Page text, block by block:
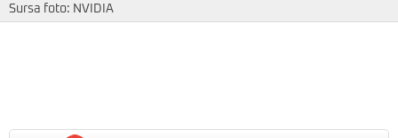
Sursa foto: NVIDIA